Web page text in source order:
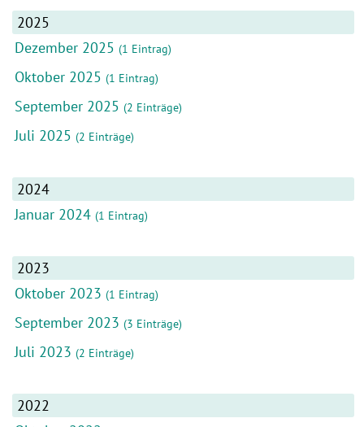
2025
Dezember 2025 (1 Eintrag)
Oktober 2025 (1 Eintrag)
September 2025 (2 Einträge)
Juli 2025 (2 Einträge)
2024
Januar 2024 (1 Eintrag)
2023
Oktober 2023 (1 Eintrag)
September 2023 (3 Einträge)
Juli 2023 (2 Einträge)
2022